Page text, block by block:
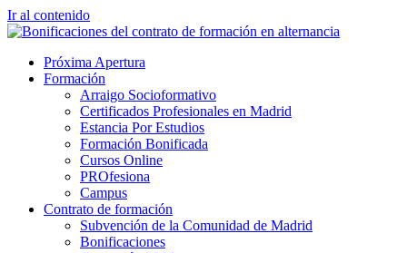
Ir al contenido
Próxima Apertura
Formación
Arraigo Socioformativo
Certificados Profesionales en Madrid
Estancia Por Estudios
Formación Bonificada
Cursos Online
PROfesiona
Campus
Contrato de formación
Subvención de la Comunidad de Madrid
Bonificaciones